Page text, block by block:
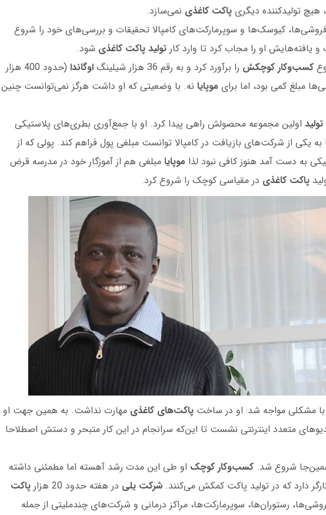
هیچ تولیدکننده دیگری پاکت کاغذی نمی‌سازد.
کیوسک‌ها و سوپرمارکت‌های کامپالا تحقیقات و بررسی‌های خود را شروع
یافته‌هایش او را مجاب کرد تا وارد کار تولید پاکت کاغذی شود.
کسب‌وکار کوچکش را برآورد کرد و به رقم 36 هزار شیلینگ اوگاندا
(حدود 400 هزار
مبلغ کمی بود، اما برای موپایا نه. با وضعیتی که او داشت هرگز نمی‌توانست چنین
تولید اولین مجموعه محصولش راهی پیدا کرد. او با جمع‌آوری بطری‌های پلاستیکی
از شرکت‌های بازیافت در کامپالا توانست مبلغی پول فراهم کند. پولی که از
به دست آمد هنوز کافی نبود لذا موپایا مبلغی هم از آموزگار خود در مدرسه قرض
پاکت‌ کاغذی در مقیاسی کوچک را شروع کرد.
با مشکلی مواجه شد: او در ساخت پاکت‌های کاغذی مهارت نداشت. به همین جهت او
متعدد اینترنتی نشست تا این‌که سرانجام در این کار متبحر و دستش اصطلاحا
شروع شد. کسب‌وکار کوچک او طی این مدت رشد آهسته اما مطمئنی داشته
شرکت یلی در هفته حدود 20 هزار
پاکت
رستوران‌ها، سوپرمارکت‌ها، مراکز درمانی و شرکت‌های چندملیتی از جمله